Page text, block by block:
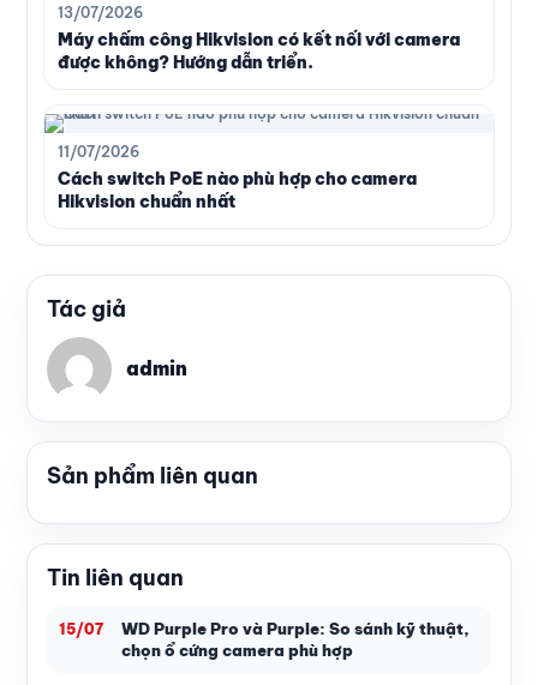
13/07/2026
Máy chấm công Hikvision có kết nối với camera
được không? Hướng dẫn triển.
11/07/2026
Cách switch PoE nào phù hợp cho camera
Hikvision chuẩn nhất
Tác giả
admin
Sản phẩm liên quan
Tin liên quan
15/07
WD Purple Pro và Purple: So sánh kỹ thuật,
chọn ổ cứng camera phù hợp